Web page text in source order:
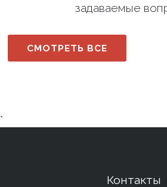
задаваемые
СМОТРЕТЬ ВСЕ
`
Контакты